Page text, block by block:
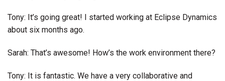
Tony: It’s going great! I started working at Eclipse Dynamics
about six months ago.
Sarah: That’s awesome! How’s the work environment there?
Tony: It is fantastic. We have a very collaborative and